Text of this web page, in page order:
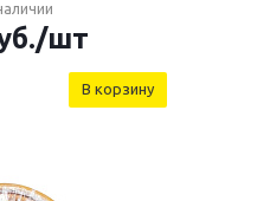
/шт
В корзину